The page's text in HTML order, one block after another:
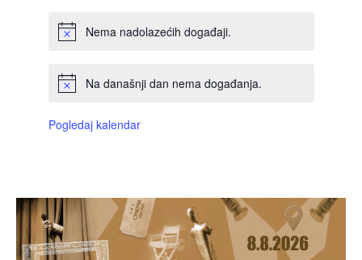
Nema nadolazećih događaji.
Na današnji dan nema događanja.
Pogledaj kalendar